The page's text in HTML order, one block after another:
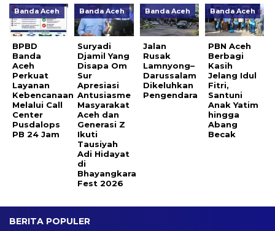
Banda Aceh
BPBD
Banda
Aceh
Perkuat
Layanan
Kebencanaan
Melalui Call
Center
Pusdalops
PB 24 Jam
Banda Aceh
Suryadi
Djamil Yang
Disapa Om
Sur
Apresiasi
Antusiasme
Masyarakat
Aceh dan
Generasi Z
Ikuti
Tausiyah
Adi Hidayat
di
Bhayangkara
Fest 2026
Banda Aceh
Jalan
Rusak
Lamnyong–
Darussalam
Dikeluhkan
Pengendara
Banda Aceh
PBN Aceh
Berbagi
Kasih
Jelang Idul
Fitri,
Santuni
Anak Yatim
hingga
Abang
Becak
BERITA POPULER